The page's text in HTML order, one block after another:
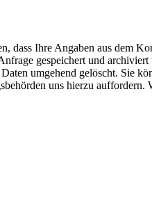
dass Ihre Angaben aus dem
gespeichert und
umgehend gelöscht. Sie
uns hierzu